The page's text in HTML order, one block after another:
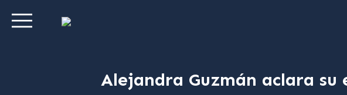
Alejandra Guzmán aclara su